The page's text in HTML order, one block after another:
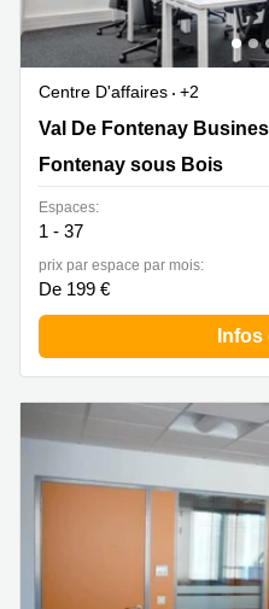
Centre D'affaires
+2
Val De Fontenay Business
Rue Carnot,CS 80033,
Val De Fontenay
Fontenay sous Bois
Espaces:
1 - 37
prix par espace par mois:
De 199 €